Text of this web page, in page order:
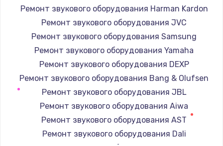
Заказать
Замена платы сенсора
Заказать
Замена регулятора режимов конфорки
Заказать
Замена сенсорного датчика
Ремонт звукового оборудования Harman Kardon
Ремонт звукового оборудования JVC
Ремонт звукового оборудования Samsung
Ремонт звукового оборудования Yamaha
Ремонт звукового оборудования DEXP
Ремонт звукового оборудования Bang & Olufsen
Ремонт звукового оборудования JBL
Ремонт звукового оборудования Aiwa
Ремонт звукового оборудования AST
Ремонт звукового оборудования Dali